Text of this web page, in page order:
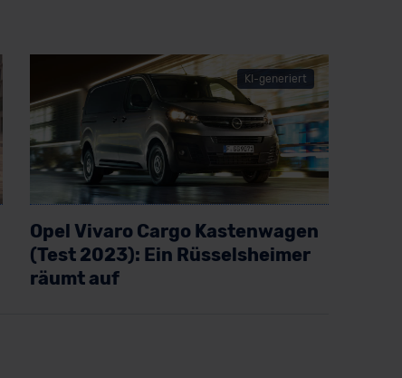
KI-generiert
Opel Vivaro Cargo Kastenwagen
(Test 2023): Ein Rüsselsheimer
räumt auf